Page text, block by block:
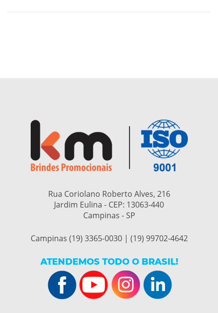
Rua Coriolano Roberto Alves, 216
Jardim Eulina - CEP: 13063-440
Campinas - SP
Campinas (19) 3365-0030 | (19) 99702-4642
ATENDEMOS TODO O BRASIL!